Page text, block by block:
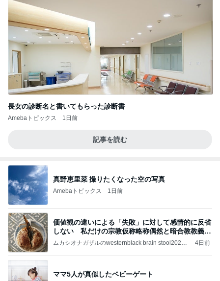
長女の診断名と書いてもらった診断書
Amebaトピックス 1日前
記事を読む
真野恵里菜 撮りたくなった空の写真
Amebaトピックス 1日前
価値観の違いによる「失敗」に対して感情的に反省
しない 私だけの宗教仮称略称偶然と暗合教教義候
補
ムカシオナガザルのwesternblack brain stool2024
ガザル
4日前
ママ5人が真似したベビーゲート